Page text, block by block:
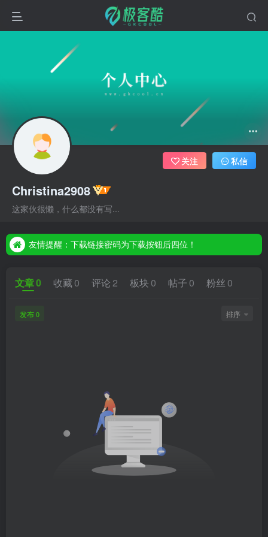
Christina2908
这家伙很懒，什么都没有写...
关注 私信
友情提醒：下载链接密码为下载按钮后四位！
友情提醒：下载链接密码为下载按钮后四位！
文章0 收藏 0 评论2 板块 0 帖子 0 粉丝 0
发布 0 排序